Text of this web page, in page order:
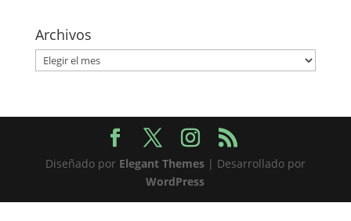
Archivos
Archivos
Diseñado por Elegant Themes| Desarrollado por
WordPress